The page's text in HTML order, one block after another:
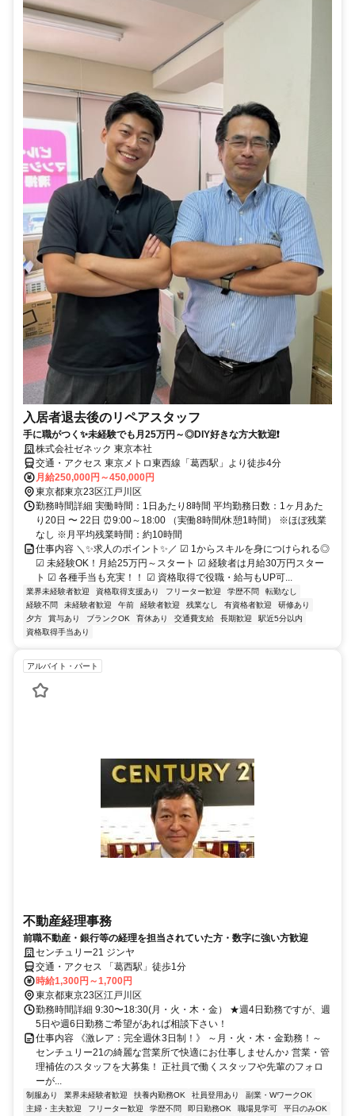
入居者退去後のリペアスタッフ
手に職がつく✨未経験でも月25万円～◎DIY好きな方大歓迎❗
株式会社ゼネック 東京本社
交通・アクセス 東京メトロ東西線「葛西駅」より徒歩4分
月給250,000円～450,000円
東京都東京23区江戸川区
勤務時間詳細 実働時間：1日あたり8時間 平均勤務日数：1ヶ月あた
り20日 〜 22日 ⏰9:00～18:00 （実働8時間/休憩1時間） ※ほぼ残業
なし ※月平均残業時間：約10時間
仕事内容 ＼✨求人のポイント✨／ ☑ 1からスキルを身につけられる◎
☑ 未経験OK！月給25万円～スタート ☑ 経験者は月給30万円スター
ト ☑ 各種手当も充実！！ ☑ 資格取得で役職・給与もUP可...
業界未経験者歓迎 資格取得支援あり フリーター歓迎 学歴不問
転勤なし
経験不問
未経験者歓迎 午前 経験者歓迎 残業なし 有資格者歓迎
研修あり
夕方
賞与あり ブランクOK 育休あり 交通費支給 長期歓迎
駅近5分以内
資格取得手当あり
アルバイト・パート
不動産経理事務
前職不動産・銀行等の経理を担当されていた方・数字に強い方歓迎
センチュリー21 ジンヤ
交通・アクセス 「葛西駅」徒歩1分
時給1,300円～1,700円
東京都東京23区江戸川区
勤務時間詳細 9:30〜18:30(月・火・木・金） ★週4日勤務ですが、週
5日や週6日勤務ご希望があれば相談下さい！
仕事内容 《激レア：完全週休3日制！》 ～月・火・木・金勤務！～
センチュリー21の綺麗な営業所で快適にお仕事しませんか♪ 営業・管
理補佐のスタッフを大募集！ 正社員で働くスタッフや先輩のフォロ
ーが...
制服あり 業界未経験者歓迎 扶養内勤務OK 社員登用あり
副業・WワークOK
主婦・主夫歓迎
フリーター歓迎 学歴不問 即日勤務OK 職場見学可
平日のみOK